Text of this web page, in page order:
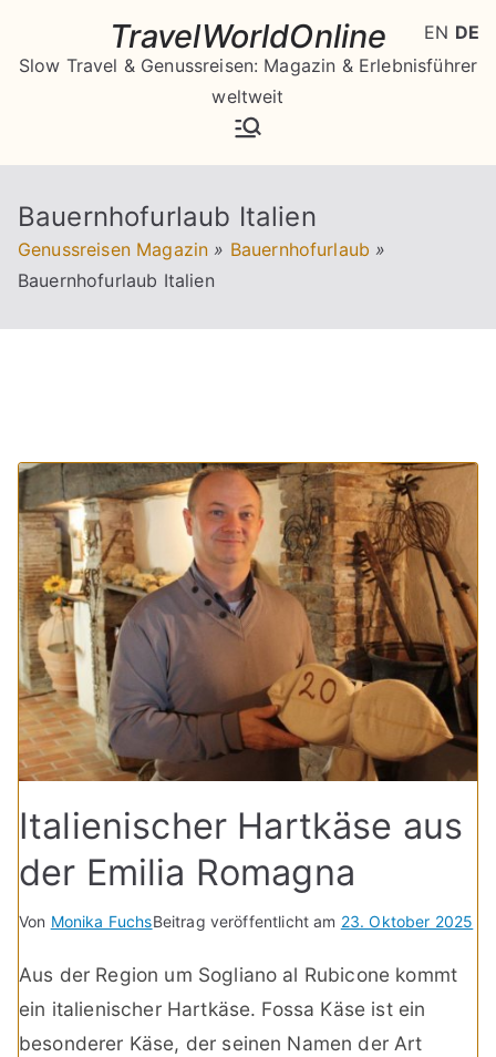
springen
TravelWorldOnline
Slow Travel & Genussreisen: Magazin & Erlebnisführer
weltweit
Bauernhofurlaub Italien
Genussreisen Magazin » Bauernhofurlaub »
Bauernhofurlaub Italien
Italienischer Hartkäse aus
der Emilia Romagna
Von Monika FuchsBeitrag veröffentlicht am 23. Oktober 2025
Aus der Region um Sogliano al Rubicone kommt
ein italienischer Hartkäse. Fossa Käse ist ein
besonderer Käse, der seinen Namen der Art
EN DE